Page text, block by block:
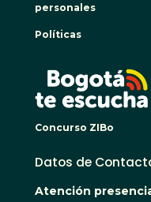
personales
Políticas
Concurso ZIBo
Datos de
Atención